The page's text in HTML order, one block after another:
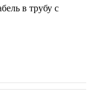
в трубу с